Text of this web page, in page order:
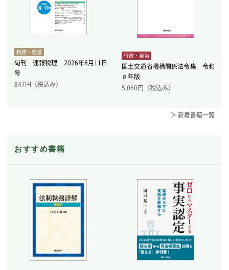
税務・経営
旬刊 速報税理 2026年8月11日
号
847円（税込み）
行政・自治
国土交通省機構関係法令集 令和
８年版
5,060円（税込み）
＞ 新着書籍一覧
おすすめ書籍